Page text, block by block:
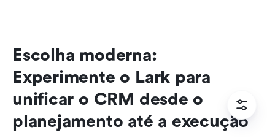
Escolha moderna:
Experimente o Lark para
unificar o CRM desde o
planejamento até a execução